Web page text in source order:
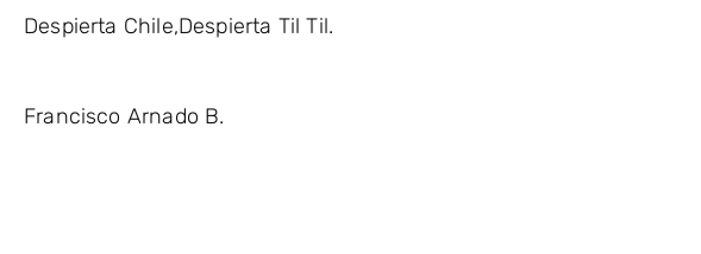
Despierta Chile,Despierta Til Til.
Francisco Arnado B.